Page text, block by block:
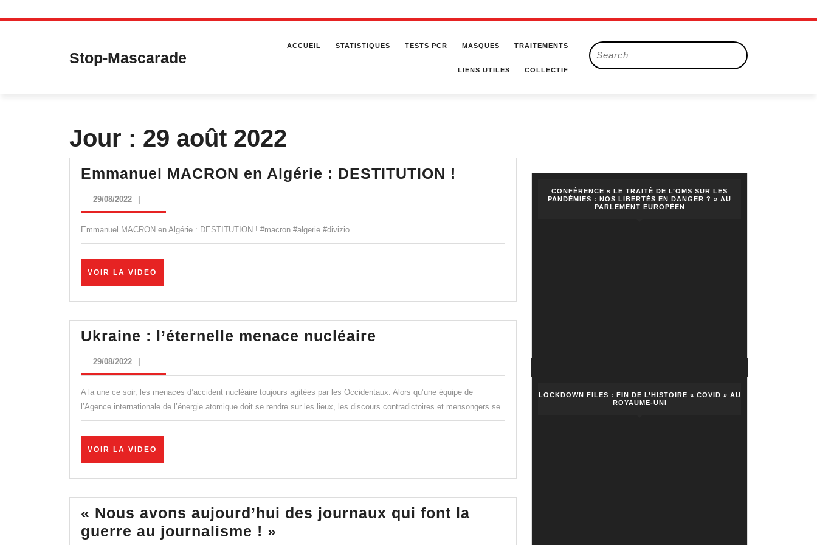
Skip
Stop-Mascarade
ACCUEIL STATISTIQUES TESTS PCR MASQUES TRAITEMENTS
LIENS UTILES COLLECTIF
Search
for:
Jour : 29 août 2022
Emmanuel MACRON en Algérie : DESTITUTION ! Emmanuel
en
:
29/08/202229/08/2022
Emmanuel MACRON en Algérie : DESTITUTION ! #macron #algerie #divizio
VOIR LA VIDEO
Ukraine : l’éternelle menace nucléaire
l’éternelle
menace
nucléaire
29/08/202229/08/2022
A la une ce soir, les menaces d’accident nucléaire toujours agitées par les Occidentaux. Alors qu’une équipe de
l’Agence internationale de l’énergie atomique doit se rendre sur les lieux, les discours contradictoires et mensongers se
VOIR LA VIDEO
« Nous avons aujourd’hui des journaux qui font la
guerre au journalisme ! »
CONFÉRENCE « LE TRAITÉ DE L’OMS SUR LES
PANDÉMIES : NOS LIBERTÉS EN DANGER ? » AU
PARLEMENT EUROPÉEN
LOCKDOWN FILES : FIN DE L’HISTOIRE « COVID » AU
ROYAUME-UNI